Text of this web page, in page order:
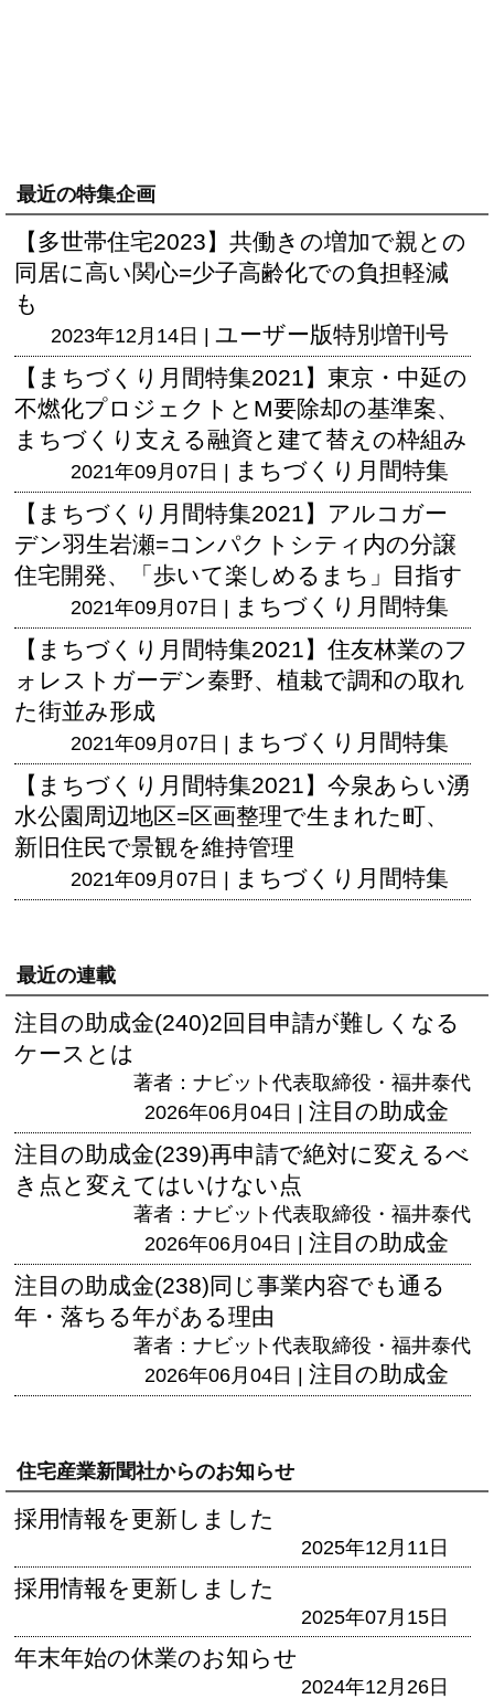
最近の特集企画
【多世帯住宅2023】共働きの増加で親との
同居に高い関心=少子高齢化での負担軽減
も
2023年12月14日 | ユーザー版特別増刊号
【まちづくり月間特集2021】東京・中延の
不燃化プロジェクトとM要除却の基準案、
まちづくり支える融資と建て替えの枠組み
2021年09月07日 |
まちづくり月間特集
【まちづくり月間特集2021】アルコガー
デン羽生岩瀬=コンパクトシティ内の分譲
住宅開発、「歩いて楽しめるまち」目指す
2021年09月07日 |
まちづくり月間特集
【まちづくり月間特集2021】住友林業のフ
ォレストガーデン秦野、植栽で調和の取れ
た街並み形成
2021年09月07日 |
まちづくり月間特集
【まちづくり月間特集2021】今泉あらい湧
水公園周辺地区=区画整理で生まれた町、
新旧住民で景観を維持管理
2021年09月07日 | まちづくり月間特集
最近の連載
注目の助成金(240)2回目申請が難しくなる
ケースとは
著者：ナビット代表取締役・福井泰代
2026年06月04日 | 注目の助成金
注目の助成金(239)再申請で絶対に変えるべ
き点と変えてはいけない点
著者：ナビット代表取締役・福井泰代
2026年06月04日 | 注目の助成金
注目の助成金(238)同じ事業内容でも通る
年・落ちる年がある理由
著者：ナビット代表取締役・福井泰代
2026年06月04日 | 注目の助成金
住宅産業新聞社からのお知らせ
採用情報を更新しました
2025年12月11日
採用情報を更新しました
2025年07月15日
年末年始の休業のお知らせ
2024年12月26日